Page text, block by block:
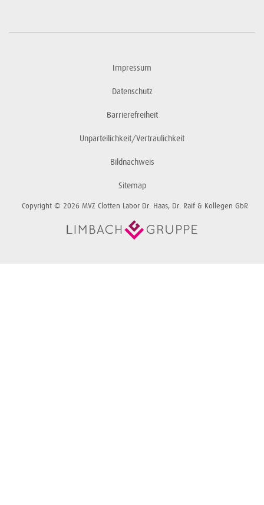
Impressum
Datenschutz
Barrierefreiheit
Unparteilichkeit/Vertraulichkeit
Bildnachweis
Sitemap
Copyright © 2026 MVZ Clotten Labor Dr. Haas, Dr. Raif & Kollegen GbR